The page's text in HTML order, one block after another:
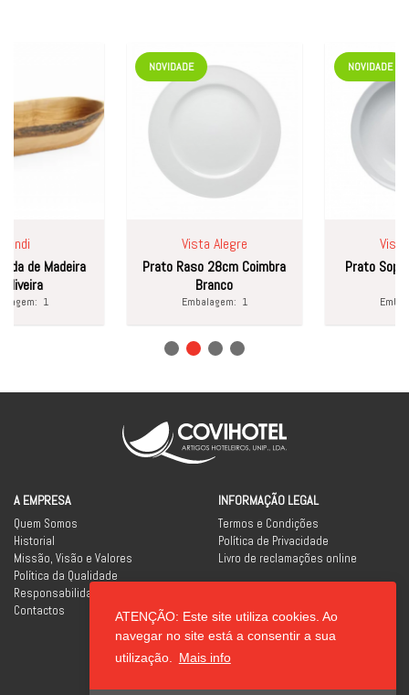
ATENÇÃO: Este site utiliza cookies. Ao
navegar no site está a consentir a sua
utilização.
Mais info
de Madeira
1
NOVIDADE
Vista Alegre
Prato Raso 28cm Coimbra
Branco
Embalagem:1
NOVIDADE
Vista
Prato Sopa
A EMPRESA
Quem Somos
Historial
Missão, Visão e Valores
Política da Qualidade
Responsabilidade Social
Contactos
INFORMAÇÃO LEGAL
Termos e Condições
Política de Privacidade
Livro de reclamações online
REDES SOCIAIS